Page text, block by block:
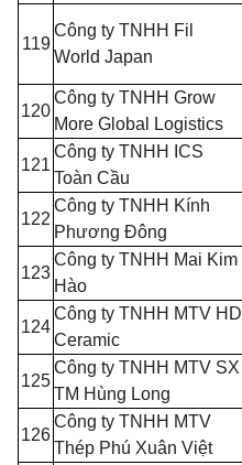
119
Công ty TNHH Fil
World Japan
120
Công ty TNHH Grow
More Global Logistics
121
Công ty TNHH ICS
Toàn Cầu
122
Công ty TNHH Kính
Phương Đông
123
Công ty TNHH Mai Kim
Hào
124
Công ty TNHH MTV H D
Ceramic
125
Công ty TNHH MTV SX
TM Hùng Long
126
Công ty TNHH MTV
Thép Phú Xuân Việt